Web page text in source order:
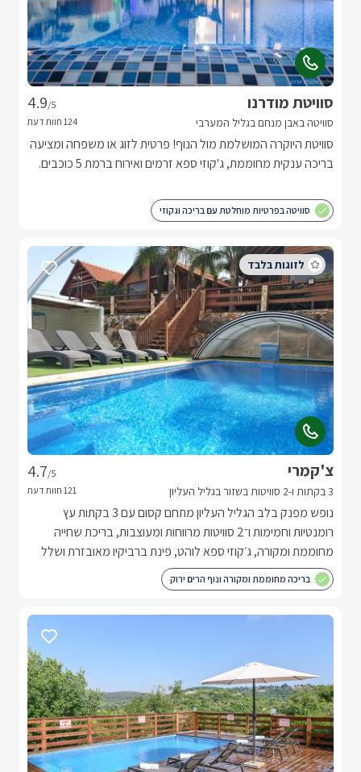
סוויטת מודרנו
סוויטה באבן מנחם בגליל המערבי
4.9/5
סוויטת היוקרה המושלמת מול הנוף! פרטית לזוג או משפחה ומציעה
בריכה ענקית מחוממת, ג'קוזי ספא זרמים ואירוח ברמת 5 כוכבים.
סוויטה בפרטיות מוחלטת עם בריכה וגקוזי
צ'קמרי
3 בקתות ו-2 סוויטות בשזור בגליל העליון
4.7/5
נופש מפנק בלב הגליל העליון מתחם קסום עם 3 בקתות עץ
רומנטיות וחמימות ו־2 סוויטות מרווחות ומעוצבות, בריכת שחייה
מחוממת ומקורה, ג׳קוזי ספא לוהט, פינת ברביקיו מאובזרת ושלל
פינוקים לחופשה מושלמת של רוגע, טבע מול נוף פסטורלי.
בריכה מחוממת ומקורה ונוף הרים ירוק